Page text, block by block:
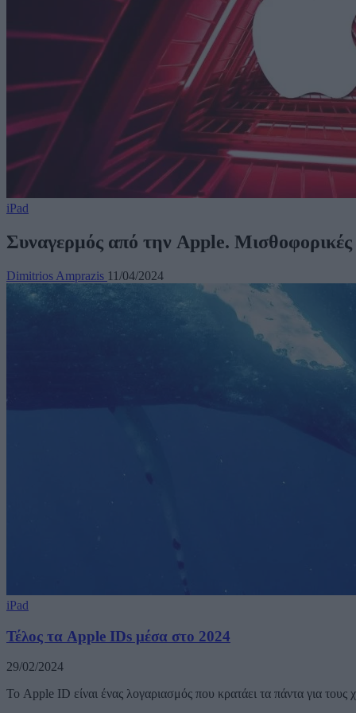
iPad
Συναγερμός από την Apple. Μισθοφορικές
Dimitrios Amprazis 11/04/2024
iPad
Τέλος τα Apple IDs μέσα στο 2024
29/02/2024
Το Apple ID είναι ένας λογαριασμός που κρατάει τα πάντα για